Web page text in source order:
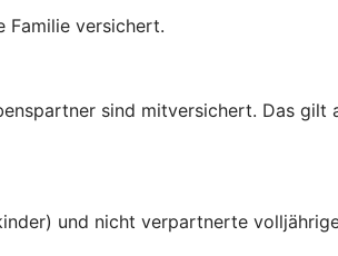
Familie versichert.
sind mitversichert. Das
und nicht verpartnerte